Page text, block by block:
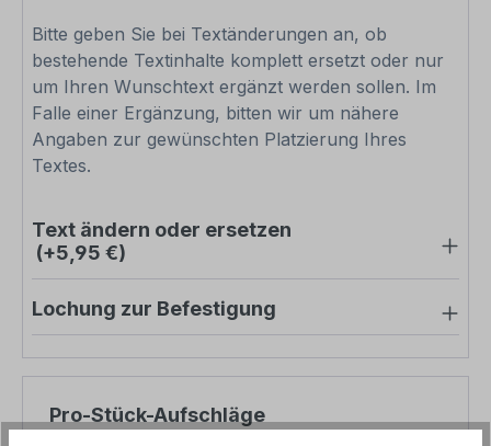
Bitte geben Sie bei Textänderungen an, ob
bestehende Textinhalte komplett ersetzt oder nur
um Ihren Wunschtext ergänzt werden sollen. Im
Falle einer Ergänzung, bitten wir um nähere
Angaben zur gewünschten Platzierung Ihres
Textes.
Text ändern oder ersetzen
(+5,95 €)
Lochung zur Befestigung
Pro-Stück-Aufschläge